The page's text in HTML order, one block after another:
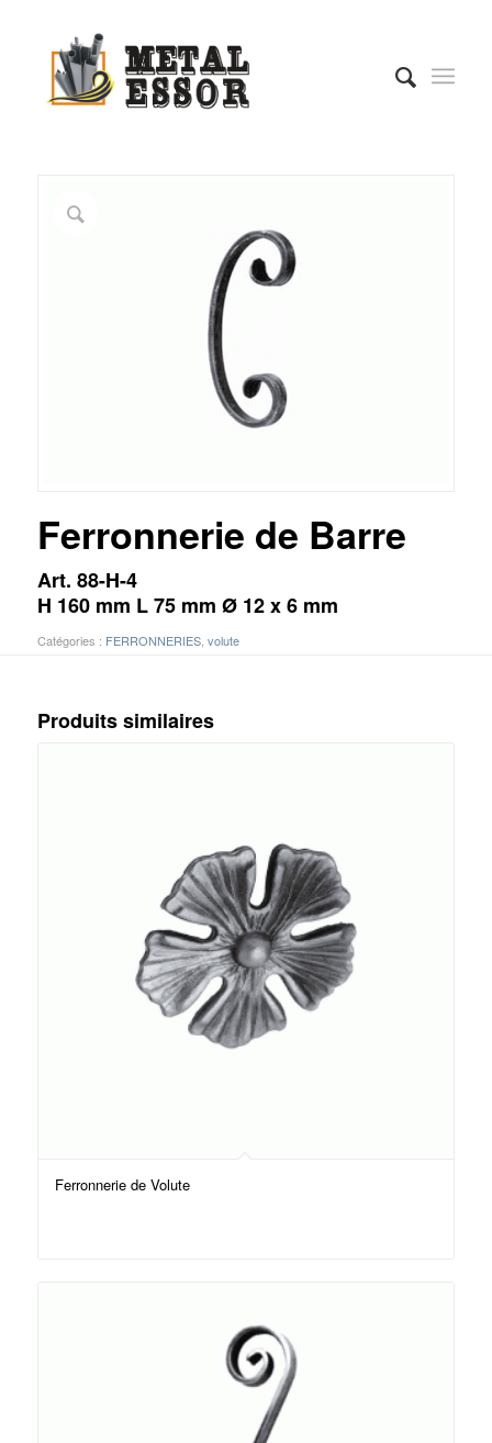
Ferronnerie de Barre
Art. 88-H-4
H 160 mm L 75 mm Ø 12 x 6 mm
Catégories : FERRONNERIES, volute
Produits similaires
Ferronnerie de Volute